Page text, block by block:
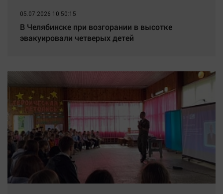
05.07.2026 10:50:15
В Челябинске при возгорании в высотке
эвакуировали четверых детей